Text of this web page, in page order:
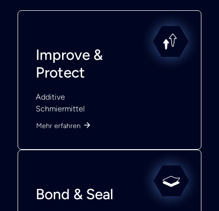
Improve &
Protect
Additive
Schmiermittel
Mehr erfahren
Bond & Seal